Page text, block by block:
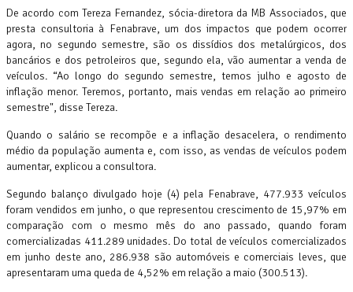
De acordo com Tereza Fernandez, sócia-diretora da MB Associados, que
presta consultoria à Fenabrave, um dos impactos que podem ocorrer
agora, no segundo semestre, são os dissídios dos metalúrgicos, dos
bancários e dos petroleiros que, segundo ela, vão aumentar a venda de
veículos. “Ao longo do segundo semestre, temos julho e agosto de
inflação menor. Teremos, portanto, mais vendas em relação ao primeiro
semestre", disse Tereza.
Quando o salário se recompõe e a inflação desacelera, o rendimento
médio da população aumenta e, com isso, as vendas de veículos podem
aumentar, explicou a consultora.
Segundo balanço divulgado hoje (4) pela Fenabrave, 477.933 veículos
foram vendidos em junho, o que representou crescimento de 15,97% em
comparação com o mesmo mês do ano passado, quando foram
comercializadas 411.289 unidades. Do total de veículos comercializados
em junho deste ano, 286.938 são automóveis e comerciais leves, que
apresentaram uma queda de 4,52% em relação a maio (300.513).